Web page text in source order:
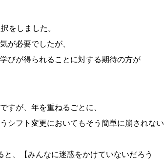
をしました。
が必要でしたが、
びが得られることに対する期待の方が
が、年を重ねるごとに、
シフト変更においてもそう簡単に崩されない
、【みんなに迷惑をかけていないだろう